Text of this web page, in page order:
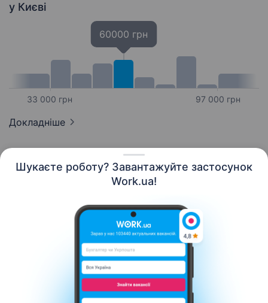
Шукаєте роботу? Завантажуйте застосунок
Work.ua!
у Києві
33 000 грн
60000 грн
97 000 грн
Докладніше
Контакти Про нас Кар’єра